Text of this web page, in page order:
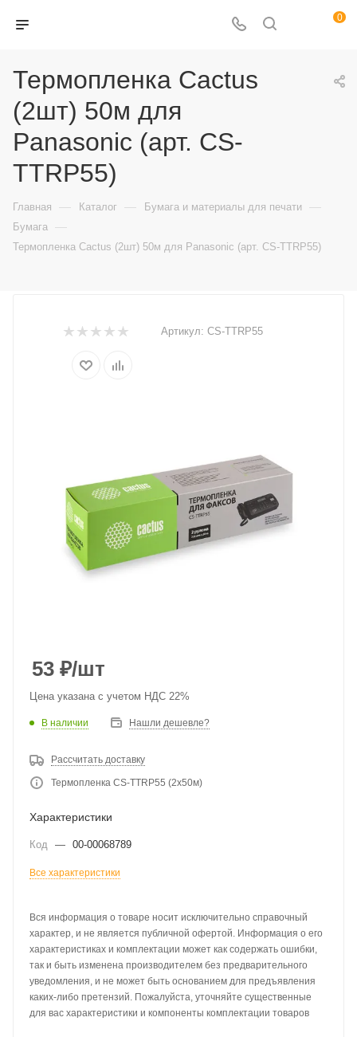
0
Термопленка Cactus
(2шт) 50м для
Panasonic (арт. CS-
TTRP55)
Главная — Каталог — Бумага и материалы для печати —
Бумага —
Термопленка Cactus (2шт) 50м для Panasonic (арт. CS-TTRP55)
Артикул: CS-TTRP55
53 ₽/шт
Цена указана с учетом НДС 22%
В наличии Нашли дешевле?
Рассчитать доставку
Термопленка CS-TTRP55 (2x50м)
Характеристики
Код — 00-00068789
Все характеристики
Вся информация о товаре носит исключительно справочный
характер, и не является публичной офертой. Информация о его
характеристиках и комплектации может как содержать ошибки,
так и быть изменена производителем без предварительного
уведомления, и не может быть основанием для предъявления
каких-либо претензий. Пожалуйста, уточняйте существенные
для вас характеристики и компоненты комплектации товаров